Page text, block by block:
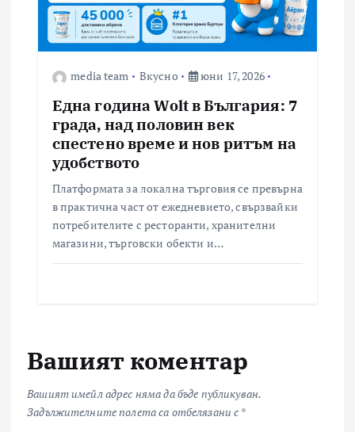
media team Вкусно юни 17, 2026
Една година Wolt в България: 7
града, над половин век
спестено време и нов ритъм на
удобството
Платформата за локална търговия се превърна
в практична част от ежедневието, свързвайки
потребителите с ресторанти, хранителни
магазини, търговски обекти и…
Вашият коментар
Вашият имейл адрес няма да бъде публикуван.
Задължителните полета са отбелязани с *